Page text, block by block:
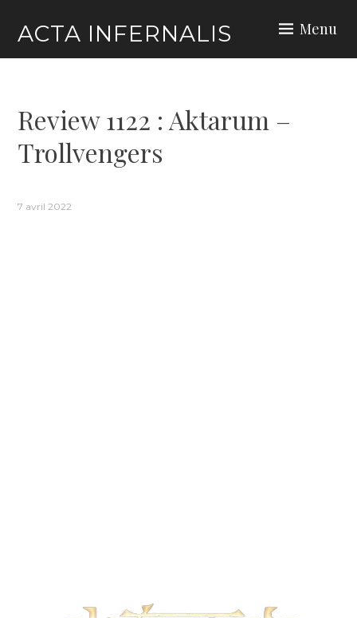
content
ACTA INFERNALIS Menu
Review 1122 : Aktarum –
Trollvengers
7 avril 2022